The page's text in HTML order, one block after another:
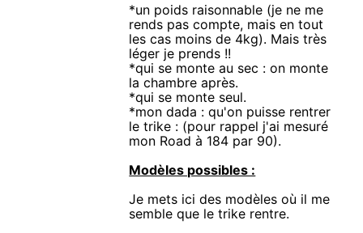
*un poids raisonnable (je ne me
rends pas compte, mais en tout
les cas moins de 4kg). Mais très
léger je prends !!
*qui se monte au sec : on monte
la chambre après.
*qui se monte seul.
*mon dada : qu'on puisse rentrer
le trike : (pour rappel j'ai mesuré
mon Road à 184 par 90).
Modèles possibles :
Je mets ici des modèles où il me
semble que le trike rentre.